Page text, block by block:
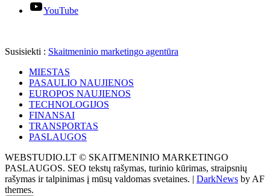
YouTube
Susisiekti : Skaitmeninio marketingo agentūra
MIESTAS
PASAULIO NAUJIENOS
EUROPOS NAUJIENOS
TECHNOLOGIJOS
FINANSAI
TRANSPORTAS
PASLAUGOS
WEBSTUDIO.LT © SKAITMENINIO MARKETINGO
PASLAUGOS. SEO tekstų rašymas, turinio kūrimas, straipsnių
rašymas ir talpinimas į mūsų valdomas svetaines. | DarkNews by AF
themes.